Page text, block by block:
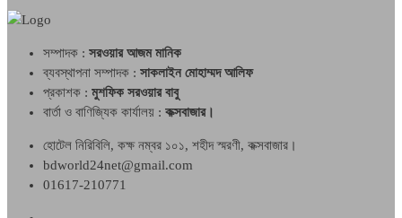
সম্পাদক : সরওয়ার আজম মানিক
ব্যবস্থাপনা সম্পাদক : সাকলাইন মোহাম্মদ আলিফ
প্রকাশক : মুশফিক সরওয়ার বাবু
বার্তা ও বাণিজ্যিক কার্যালয় : কক্সবাজার।
হোটেল নিরিবিলি, কক্ষ নম্বর ১০১, শহীদ স্মরণী, কক্সবাজার।
bdworld24net@gmail.com
01617-210771